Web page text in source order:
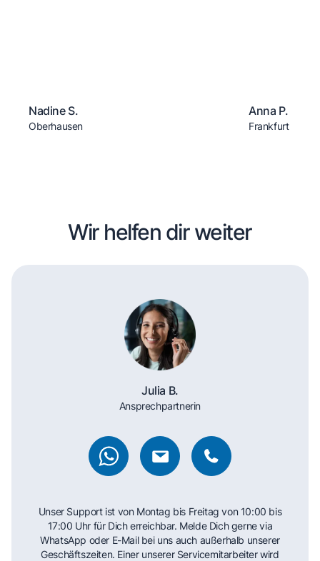
Nadine S.
Oberhausen
Anna P.
Frankfurt
Wir helfen dir weiter
Julia B.
Ansprechpartnerin
Unser Support ist von Montag bis Freitag von 10:00 bis
17:00 Uhr für Dich erreichbar. Melde Dich gerne via
WhatsApp oder E-Mail bei uns auch außerhalb unserer
Geschäftszeiten. Einer unserer Servicemitarbeiter wird